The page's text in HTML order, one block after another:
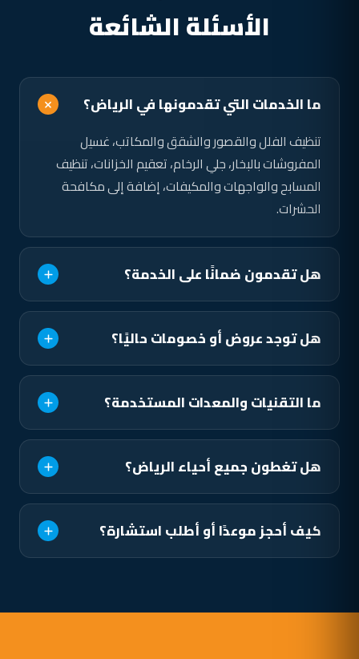
الأسئلة الشائعة
ما الخدمات التي تقدمونها في الرياض؟
تنظيف الفلل والقصور والشقق والمكاتب، غسيل
المفروشات بالبخار، جلي الرخام، تعقيم الخزانات، تنظيف
المسابح والواجهات والمكيفات، إضافة إلى مكافحة
الحشرات.
هل تقدمون ضمانًا على الخدمة؟
هل توجد عروض أو خصومات حاليًا؟
ما التقنيات والمعدات المستخدمة؟
هل تغطون جميع أحياء الرياض؟
كيف أحجز موعدًا أو أطلب استشارة؟